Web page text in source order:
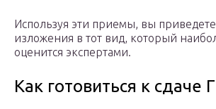
Используя эти приемы, вы приведете
изложения в тот вид, который
оценится экспертами.
Как готовиться к сдаче